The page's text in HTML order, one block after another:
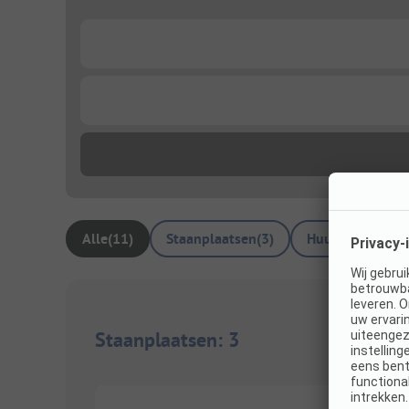
Alle(11) Staanplaatsen(3)
Staanplaatsen: 3 1/8